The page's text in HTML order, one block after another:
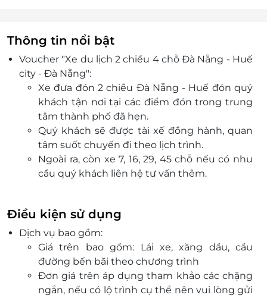
Thông tin nổi bật
Voucher "Xe du lịch 2 chiều 4 chỗ Đà Nẵng - Huế
city - Đà Nẵng":
Xe đưa đón 2 chiều Đà Nẵng - Huế đón quý
khách tận nơi tại các điểm đón trong trung
tâm thành phố đã hẹn.
Quý khách sẽ được tài xế đồng hành, quan
tâm suốt chuyến đi theo lịch trình.
Ngoài ra, còn xe 7, 16, 29, 45 chỗ nếu có nhu
cầu quý khách liên hệ tư vấn thêm.
Điều kiện sử dụng
Dịch vụ bao gồm:
Giá trên bao gồm: Lái xe, xăng dầu, cầu
đường bến bãi theo chương trình
Đơn giá trên áp dụng tham khảo các chặng
ngắn, nếu có lộ trình cụ thể nên vui lòng gửi